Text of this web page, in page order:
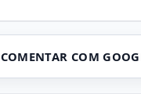
COMENTAR COM